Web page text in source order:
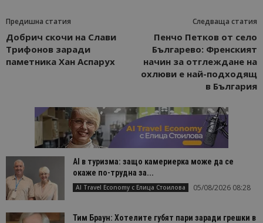
Предишна статия
Добрич скочи на Слави
Трифонов заради
паметника Хан Аспарух
Следваща статия
Пенчо Петков от село
Българево: Френският
начин за отглеждане на
охлюви е най-подходящ
в България
AI в туризма: защо камериерка може да се
окаже по-трудна за...
AI Travel Economy с Елица Стоилова 05/08/2026 08:28
Тим Браун: Хотелите губят пари заради грешки в